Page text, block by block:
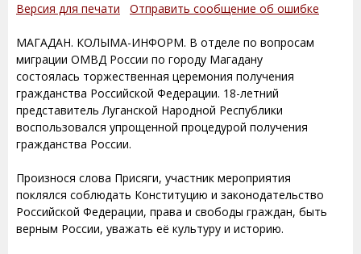
Версия для печати Отправить сообщение об ошибке
МАГАДАН. КОЛЫМА-ИНФОРМ. В отделе по вопросам
миграции ОМВД России по городу Магадану
состоялась торжественная церемония получения
гражданства Российской Федерации. 18-летний
представитель Луганской Народной Республики
воспользовался упрощенной процедурой получения
гражданства России.
Произнося слова Присяги, участник мероприятия
поклялся соблюдать Конституцию и законодательство
Российской Федерации, права и свободы граждан, быть
верным России, уважать её культуру и историю.